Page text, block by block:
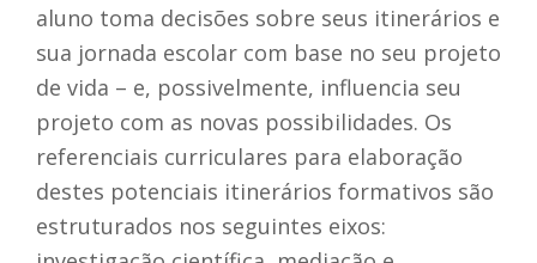
aluno toma decisões sobre seus itinerários e
sua jornada escolar com base no seu projeto
de vida – e, possivelmente, influencia seu
projeto com as novas possibilidades. Os
referenciais curriculares para elaboração
destes potenciais itinerários formativos são
estruturados nos seguintes eixos: